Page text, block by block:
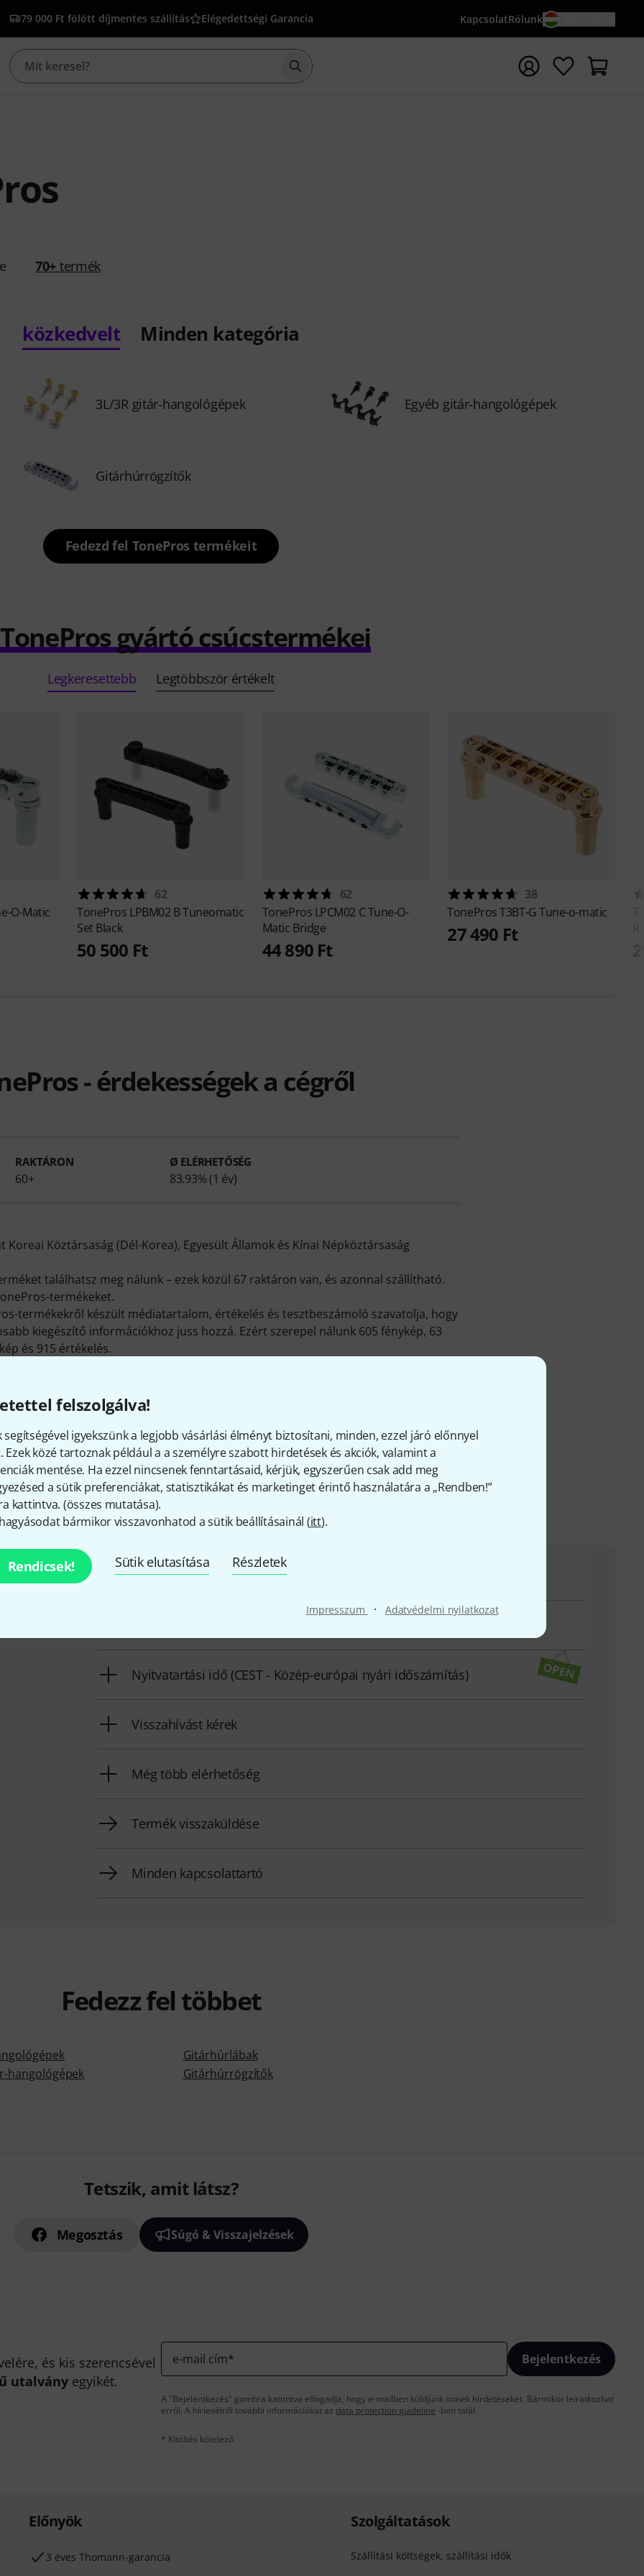
felszolgálva!
segítségével igyekszünk a legjobb vásárlási élményt biztosítani, minden, ezzel járó előnnyel
Ezek közé tartoznak például a a személyre szabott hirdetések és akciók, valamint a
mentése. Ha ezzel nincsenek fenntartásaid, kérjük, egyszerűen csak add meg
a sütik preferenciákat, statisztikákat és marketinget érintő használatára a „Rendben!”
kattintva. (összes mutatása).
bármikor visszavonhatod a sütik beállításainál (itt).
Rendicsek! Sütik elutasítása Részletek
Impresszum · Adatvédelmi nyilatkozat
79 000 Ft fölött díjmentes szállítás Elégedettségi Garancia KapcsolatRólunk
Keresés indítása {searchTerm} keresőszóval
70+ termék
közkedvelt Minden kategória
3L/3R gitár-hangológépek Egyéb gitár-hangológépek
Gitárhúrrögzítők
Fedezd fel TonePros termékeit
gyártó csúcstermékei
Legkeresettebb Legtöbbször értékelt
O-Matic
62
TonePros LPBM02 B Tuneomatic
Set Black
50 500 Ft
62
TonePros LPCM02 C Tune-O-
Matic Bridge
44 890 Ft
38
ToneProsT3BT-G Tune-o-matic
27 490 Ft
- érdekességek a cégről
RAKTÁRON
60+
Ø ELÉRHETŐSÉG
83.93% (1 év)
Köztársaság (Dél-Korea), Egyesült Államok és Kínai Népköztársaság
találhatsz meg nálunk – ezek közül 67 raktáron van, és azonnal szállítható.
termékeket.
termékekről készült médiatartalom, értékelés és tesztbeszámoló szavatolja, hogy
kiegészítő információkhoz juss hozzá. Ezért szerepel nálunk 605 fénykép, 63
és 915 értékelés.
2 évnyi garanciát szavatol. Ehhez mi még hozzáteszünk egy évet, és vásárlóink
garanciát szavatolunk.
itt találsz bővebb tájékoztatást:http://www.tonepros.com
Így érhetsz el minket
Nyitvatartási idő (CEST - Közép-európai nyári időszámítás)
Visszahívást kérek
Még több elérhetőség
Termék visszaküldése
Minden kapcsolattartó
Fedezz fel többet
hangológépek
Gitárhúrlábak
Gitárhúrrögzítők
Tetszik, amit látsz?
Megosztás Súgó & Visszajelzések
és kis szerencsével
utalvány egyikét.
e-mail cím* Bejelentkezés
A "Bejelentkezés" gombra kattintva elfogadja, hogy e-mailben küldjünk önnek hirdetéseket. Bármikor leiratkozhat
erről. A hírlevélről további információkat az data protection guideline -ben talál.
* Kitöltés kötelező
Előnyök
3 éves Thomann-garancia
Szolgáltatások
Szállítási költségek, szállítási idők